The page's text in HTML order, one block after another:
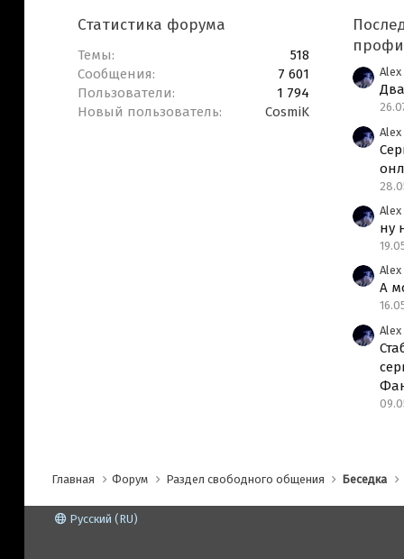
Статистика форума
Темы
518
Сообщения
7 601
Пользователи
1 794
Новый пользователь
CosmiK
Alex
Alex
Alex
ну
Alex
А
Alex
Главная Форум Раздел свободного общения Беседка
Русский (RU)